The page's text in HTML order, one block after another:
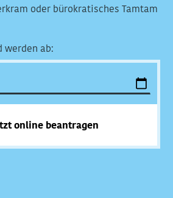
oder bürokratisches Tamtam
werden ab:
online beantragen